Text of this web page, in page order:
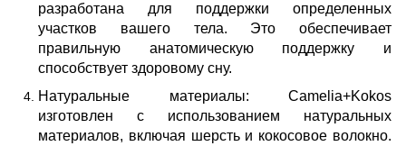
разработана для поддержки определенных
участков вашего тела. Это обеспечивает
правильную анатомическую поддержку и
способствует здоровому сну.
Натуральные материалы: Camelia+Kokos
изготовлен с использованием натуральных
материалов, включая шерсть и кокосовое волокно.